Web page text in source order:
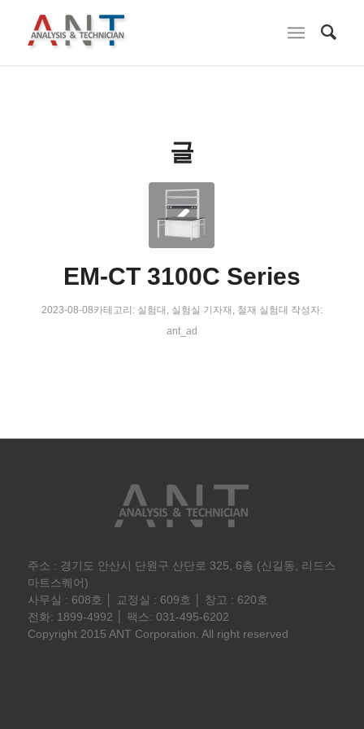
글
EM-CT 3100C Series
2023-08-08카테고리: 실험대 , 실험실 기자재 , 철재 실험대 작성자:
ant_ad
주소 : 경기도 안산시 단원구 산단로 325, 6층 (신길동, 리드스
마트스퀘어)
사무실 : 608호 │ 교정실 : 609호 │ 창고 : 620호
전화: 1899-4992 │ 팩스: 031-495-6202
Copyright 2015 ANT Corporation. All right reserved